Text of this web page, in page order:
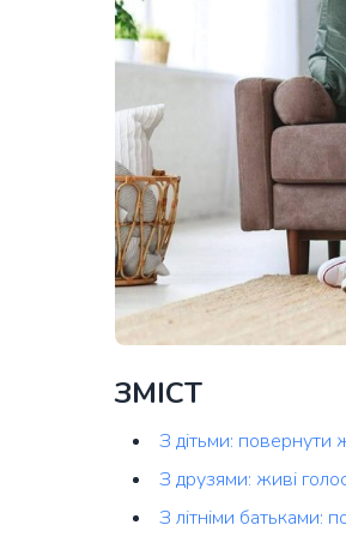
ЗМІСТ
З дітьми: повернути
З друзями: живі
З літніми батьками: